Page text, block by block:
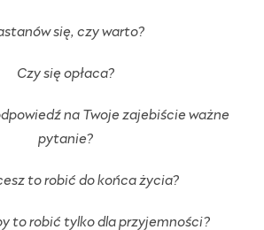
się, czy warto?
Czy się opłaca?
na Twoje zajebiście ważne
pytanie?
to robić do końca życia?
to robić tylko dla przyjemności?